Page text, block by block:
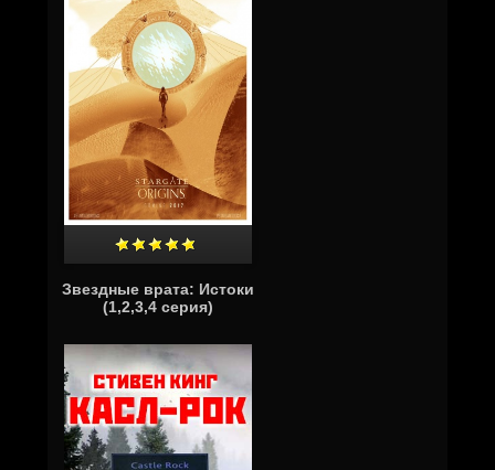
Звездные врата: Истоки
(1,2,3,4 серия)